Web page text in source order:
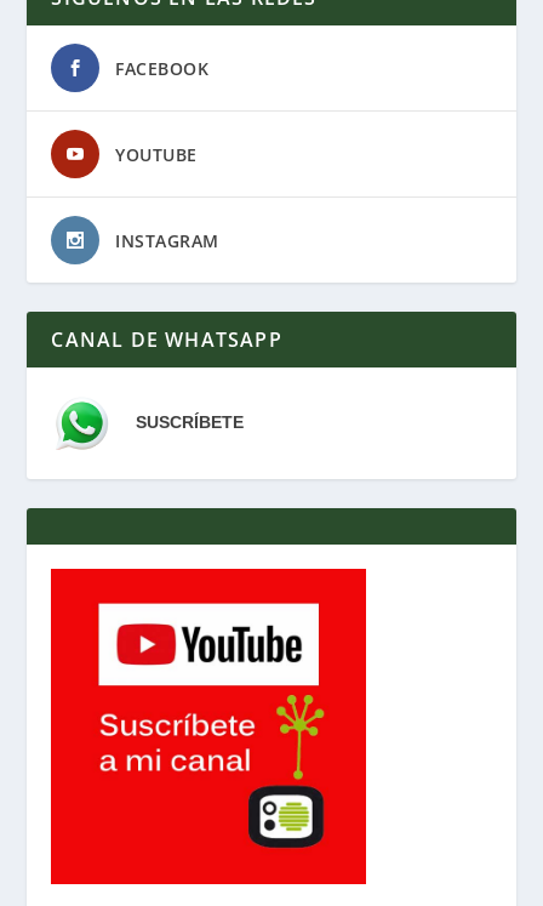
FACEBOOK
YOUTUBE
INSTAGRAM
CANAL DE WHATSAPP
SUSCRÍBETE